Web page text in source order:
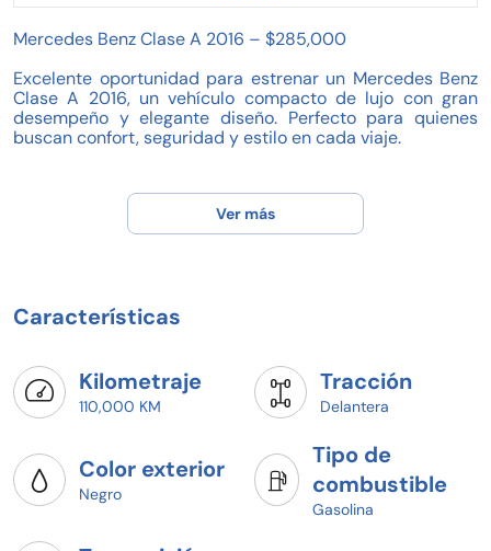
Mercedes Benz Clase A 2016 – $285,000
Excelente oportunidad para estrenar un Mercedes Benz
Clase A 2016, un vehículo compacto de lujo con gran
desempeño y elegante diseño. Perfecto para quienes
buscan confort, seguridad y estilo en cada viaje.
- Marca: Mercedes Benz
- Agencia: Honda Acapulco
desde 20% de enganche!
¡Tu Mercedes Benz Clase A te espera en Honda Acapulco!
manejo hoy mismo.
Crédito o pago de contado y vive la emoción de manejar
un auténtico Mercedes Benz Clase A!
Ver más
Características
Kilometraje
110,000 KM
Tracción
Delantera
Color exterior
Negro
Tipo de
combustible
Gasolina